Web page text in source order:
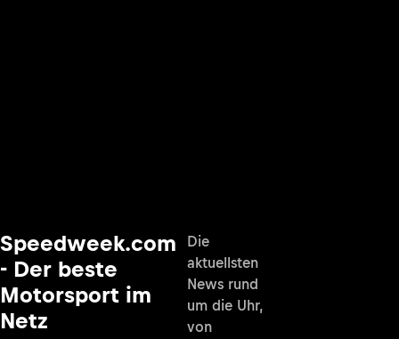
Speedweek.com
- Der beste
Motorsport im
Netz
Die
aktuellsten
News rund
um die Uhr,
von